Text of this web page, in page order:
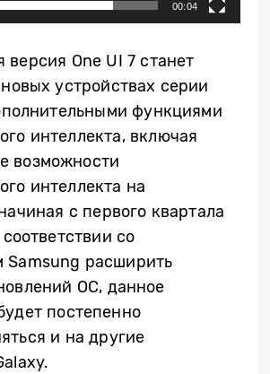
00:04
One UI 7 станет
устройствах серии
функциями
интеллекта, включая
возможности
интеллекта на
с первого квартала
со
Samsung расширить
ОС, данное
постепенно
и на другие